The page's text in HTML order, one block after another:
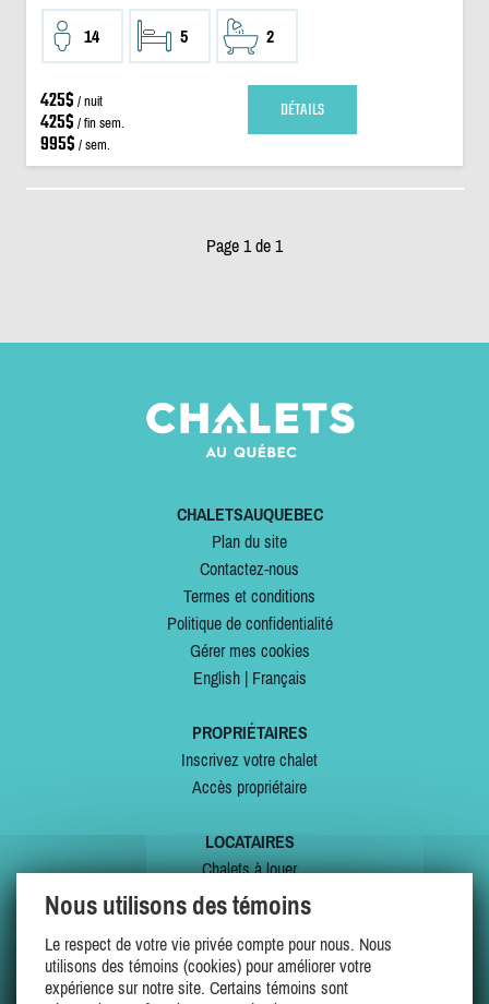
14 5 2
425$ / nuit
425$ / fin sem.
995$ / sem.
DÉTAILS
Page 1 de 1
CHALETSAUQUEBEC
Plan du site
Contactez-nous
Termes et conditions
Politique de confidentialité
Gérer mes cookies
English| Français
PROPRIÉTAIRES
Inscrivez votre chalet
Accès propriétaire
LOCATAIRES
Chalets à louer
Chalets à vendre
Offres spéciales
Mes favoris
Nous utilisons des témoins
Le respect de votre vie privée compte pour nous. Nous
utilisons des témoins (cookies) pour améliorer votre
expérience sur notre site. Certains témoins sont